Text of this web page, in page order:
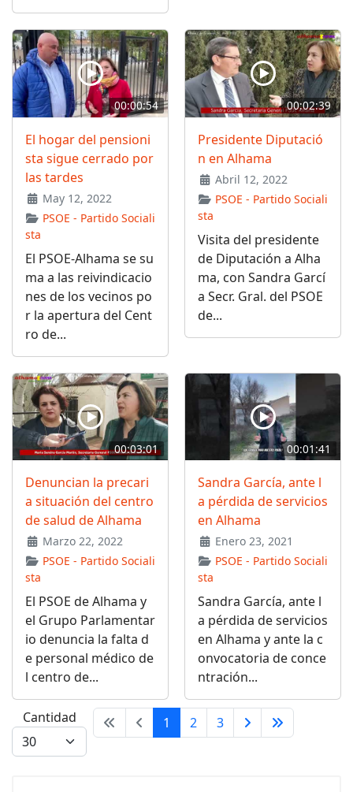
00:00:54
El hogar del pensioni
sta sigue cerrado por
las tardes
May 12, 2022
PSOE - Partido Sociali
sta
El PSOE-Alhama se su
ma a las reivindicacio
nes de los vecinos po
r la apertura del Cent
ro de...
00:02:39
Presidente Diputació
n en Alhama
Abril 12, 2022
PSOE - Partido Sociali
sta
Visita del presidente
de Diputación a Alha
ma, con Sandra Garcí
a Secr. Gral. del PSOE
de...
00:03:01
Denuncian la precari
a situación del centro
de salud de Alhama
Marzo 22, 2022
PSOE - Partido Sociali
sta
El PSOE de Alhama y
el Grupo Parlamentar
io denuncia la falta d
e personal médico de
l centro de...
00:01:41
Sandra García, ante l
a pérdida de servicios
en Alhama
Enero 23, 2021
PSOE - Partido Sociali
sta
Sandra García, ante l
a pérdida de servicios
en Alhama y ante la c
onvocatoria de conce
ntración...
Cantidad 1 2 3